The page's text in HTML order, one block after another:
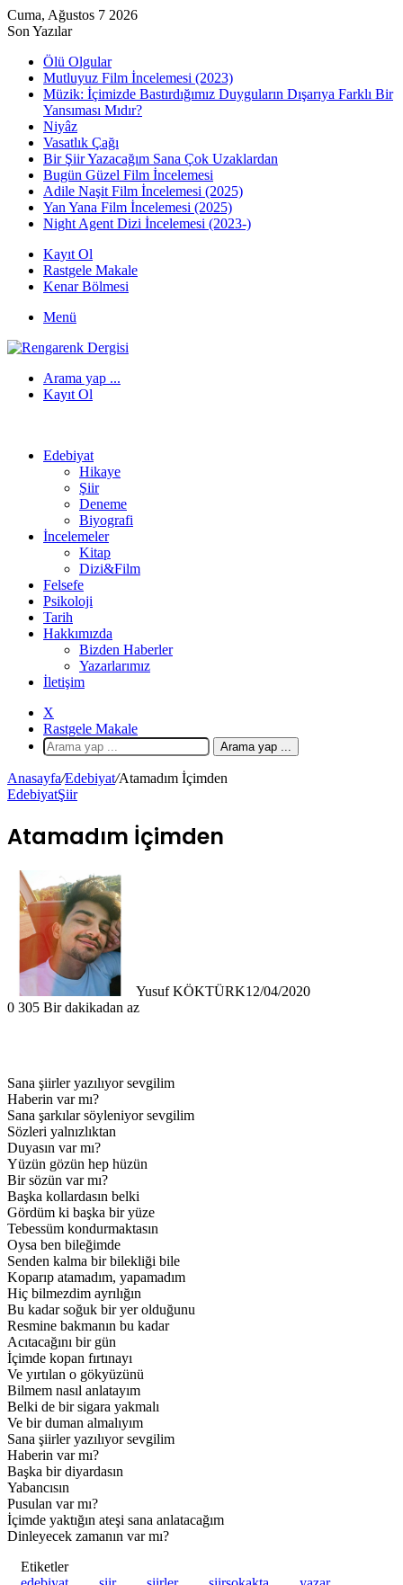
Cuma, Ağustos 7 2026
Son Yazılar
Ölü Olgular
Mutluyuz Film İncelemesi (2023)
Müzik: İçimizde Bastırdığımız Duyguların Dışarıya Farklı Bir
Yansıması Mıdır?
Niyâz
Vasatlık Çağı
Bir Şiir Yazacağım Sana Çok Uzaklardan
Bugün Güzel Film İncelemesi
Adile Naşit Film İncelemesi (2025)
Yan Yana Film İncelemesi (2025)
Night Agent Dizi İncelemesi (2023-)
Kayıt Ol
Rastgele Makale
Kenar Bölmesi
Menü
Arama yap ...
Kayıt Ol
Edebiyat
Hikaye
Şiir
Deneme
Biyografi
İncelemeler
Kitap
Dizi&Film
Felsefe
Psikoloji
Tarih
Hakkımızda
Bizden Haberler
Yazarlarımız
İletişim
X
Rastgele Makale
Arama yap ...
Anasayfa/Edebiyat/Atamadım İçimden
EdebiyatŞiir
Atamadım İçimden
Yusuf KÖKTÜRK12/04/2020
0 305 Bir dakikadan az
Sana şiirler yazılıyor sevgilim
Haberin var mı?
Sana şarkılar söyleniyor sevgilim
Sözleri yalnızlıktan
Duyasın var mı?
Yüzün gözün hep hüzün
Bir sözün var mı?
Başka kollardasın belki
Gördüm ki başka bir yüze
Tebessüm kondurmaktasın
Oysa ben bileğimde
Senden kalma bir bilekliği bile
Koparıp atamadım, yapamadım
Hiç bilmezdim ayrılığın
Bu kadar soğuk bir yer olduğunu
Resmine bakmanın bu kadar
Acıtacağını bir gün
İçimde kopan fırtınayı
Ve yırtılan o gökyüzünü
Bilmem nasıl anlatayım
Belki de bir sigara yakmalı
Ve bir duman almalıyım
Sana şiirler yazılıyor sevgilim
Haberin var mı?
Başka bir diyardasın
Yabancısın
Pusulan var mı?
İçimde yaktığın ateşi sana anlatacağım
Dinleyecek zamanın var mı?
Etiketler